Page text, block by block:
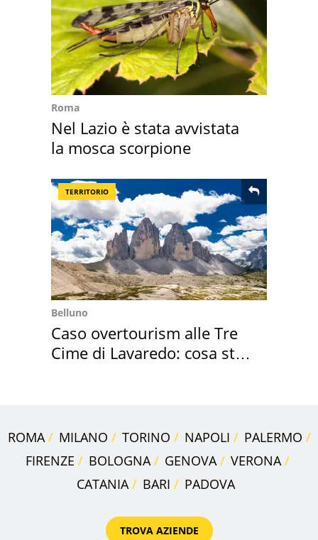
Roma
Nel Lazio è stata avvistata
la mosca scorpione
TERRITORIO
Belluno
Caso overtourism alle Tre
Cime di Lavaredo: cosa sta
ROMA MILANO TORINO NAPOLI
PALERMO
FIRENZE
BOLOGNA GENOVA
VERONA
CATANIA
BARI PADOVA
TROVA AZIENDE